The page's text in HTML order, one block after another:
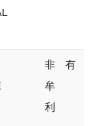
非
牟
利
有